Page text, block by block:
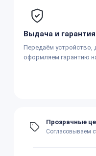
Выдача и гарантия
Передаём устройство,
оформляем гарантию
Прозрачные
Согласовываем